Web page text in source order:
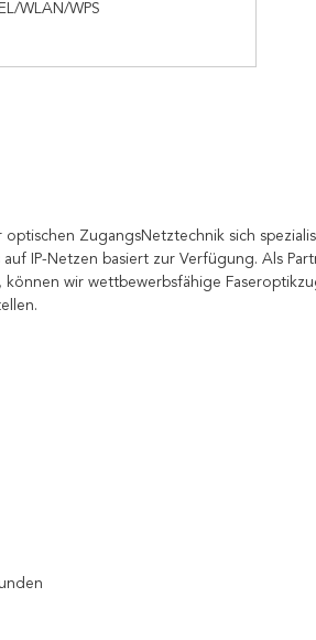
WLAN/WPS
ZugangsNetztechnik sich
IP-Netzen basiert zur Verfügung. Als
wir wettbewerbsfähige